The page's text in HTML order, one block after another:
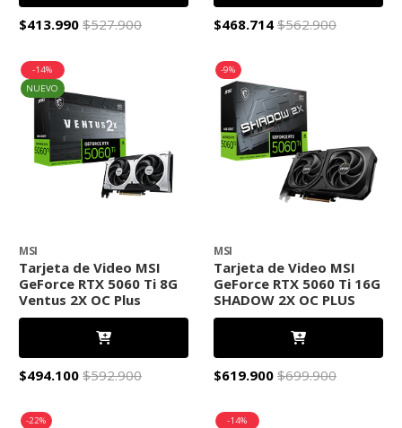
$413.990 $527.900 $468.714 $562.900
-14%
NUEVO
MSI
Tarjeta de Video MSI
GeForce RTX 5060 Ti 8G
Ventus 2X OC Plus
$494.100 $592.900
-9%
MSI
Tarjeta de Video MSI
GeForce RTX 5060 Ti 16G
SHADOW 2X OC PLUS
$619.900 $699.900
-22%
-14%